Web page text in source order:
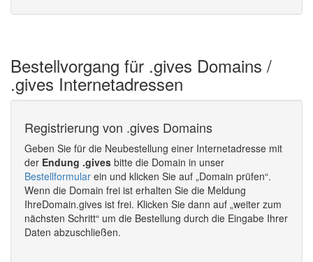
Bestellvorgang für .gives Domains /
.gives Internetadressen
Registrierung von .gives Domains
Geben Sie für die Neubestellung einer Internetadresse mit
der Endung .gives bitte die Domain in unser
Bestellformular ein und klicken Sie auf „Domain prüfen“.
Wenn die Domain frei ist erhalten Sie die Meldung
IhreDomain.gives ist frei. Klicken Sie dann auf „weiter zum
nächsten Schritt“ um die Bestellung durch die Eingabe Ihrer
Daten abzuschließen.